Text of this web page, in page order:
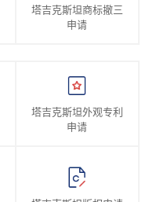
塔吉克斯坦商标撤三
申请
塔吉克斯坦外观专利
申请